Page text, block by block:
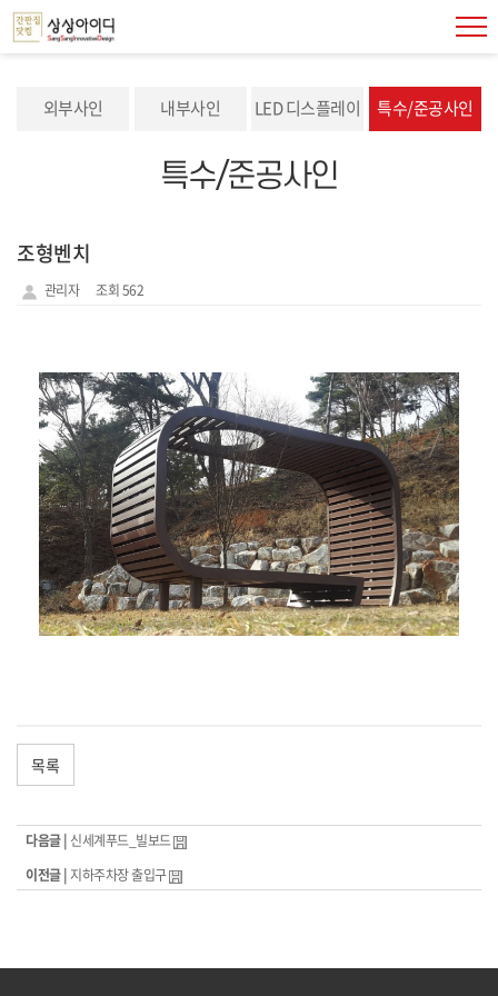
외부사인 내부사인 LED 디스플레이 특수/준공사인
특수/준공사인
조형벤치
관리자 조회 562
목록
다음글 | 신세계푸드_빌보드
이전글 | 지하주차장 출입구